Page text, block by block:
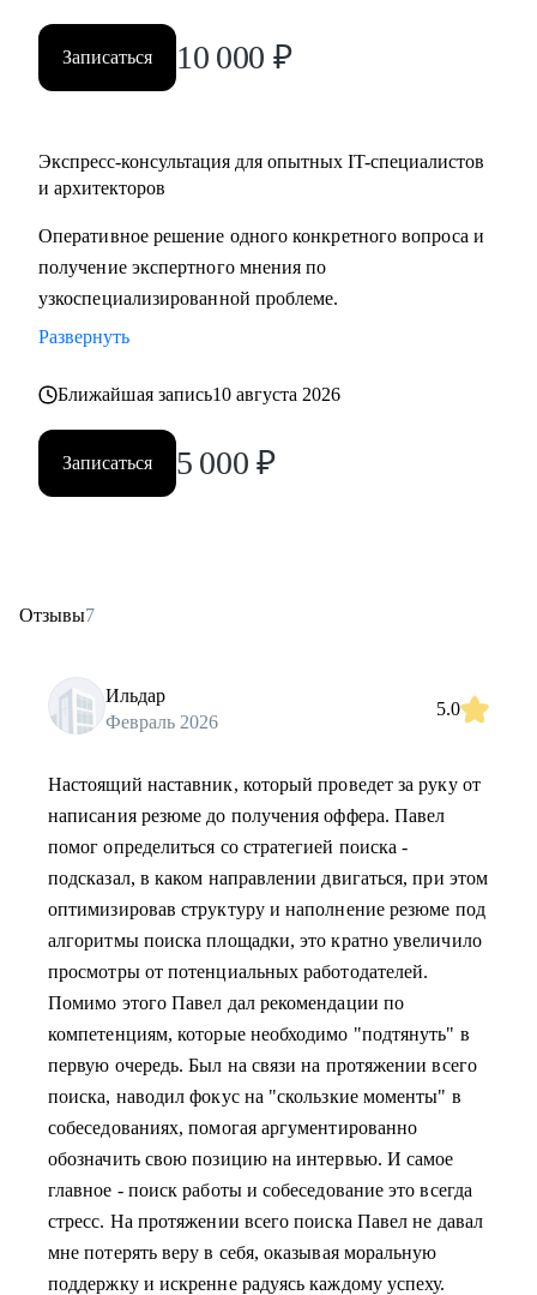
Записаться 10 000 ₽
Экспресс-консультация для опытных IT-специалистов
и архитекторов
Оперативное решение одного конкретного вопроса и
получение экспертного мнения по
узкоспециализированной проблеме.
Развернуть
Ближайшая запись10 августа 2026
Записаться 5 000 ₽
Отзывы7
Ильдар
Февраль 2026
5.0
Настоящий наставник, который проведет за руку от
написания резюме до получения оффера. Павел
помог определиться со стратегией поиска -
подсказал, в каком направлении двигаться, при этом
оптимизировав структуру и наполнение резюме под
алгоритмы поиска площадки, это кратно увеличило
просмотры от потенциальных работодателей.
Помимо этого Павел дал рекомендации по
компетенциям, которые необходимо "подтянуть" в
первую очередь. Был на связи на протяжении всего
поиска, наводил фокус на "скользкие моменты" в
собеседованиях, помогая аргументированно
обозначить свою позицию на интервью. И самое
главное - поиск работы и собеседование это всегда
стресс. На протяжении всего поиска Павел не давал
мне потерять веру в себя, оказывая моральную
поддержку и искренне радуясь каждому успеху.